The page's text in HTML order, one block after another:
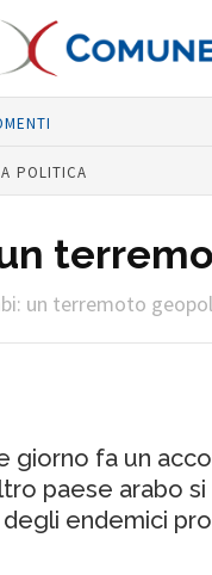
politica
un terremoto
giorno fa un
paese arabo
endemici